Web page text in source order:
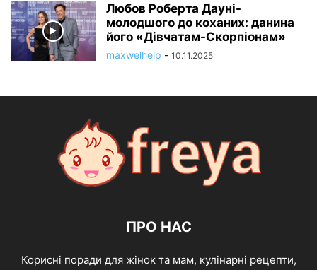
Любов Роберта Дауні-
молодшого до коханих: данина
його «Дівчатам-Скорпіонам»
maxwelhelp - 10.11.2025
ПРО НАС
Корисні поради для жінок та мам, кулінарні рецепти,